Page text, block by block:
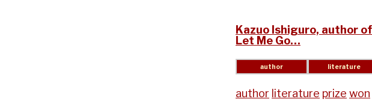
Kazuo Ishiguro, author
Let Me Go…
author literature prize won